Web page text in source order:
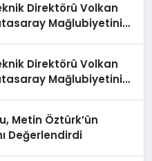
Direktörü Volkan
Mağlubiyetini
Direktörü Volkan
Mağlubiyetini
Metin Öztürk’ün
Değerlendirdi